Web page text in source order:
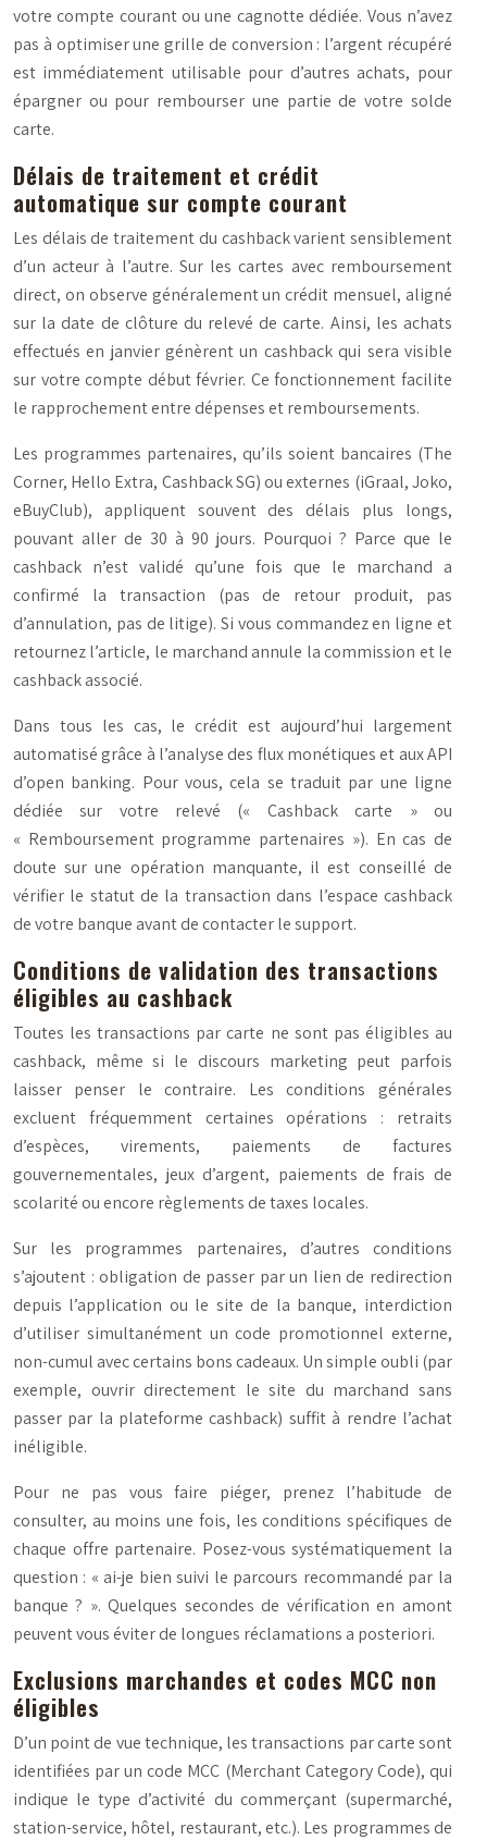
votre compte courant ou une cagnotte dédiée. Vous n’avez
pas à optimiser une grille de conversion : l’argent récupéré
est immédiatement utilisable pour d’autres achats, pour
épargner ou pour rembourser une partie de votre solde
carte.
Délais de traitement et crédit
automatique sur compte courant
Les délais de traitement du cashback varient sensiblement
d’un acteur à l’autre. Sur les cartes avec remboursement
direct, on observe généralement un crédit mensuel, aligné
sur la date de clôture du relevé de carte. Ainsi, les achats
effectués en janvier génèrent un cashback qui sera visible
sur votre compte début février. Ce fonctionnement facilite
le rapprochement entre dépenses et remboursements.
Les programmes partenaires, qu’ils soient bancaires (The
Corner, Hello Extra, Cashback SG) ou externes (iGraal, Joko,
eBuyClub), appliquent souvent des délais plus longs,
pouvant aller de 30 à 90 jours. Pourquoi ? Parce que le
cashback n’est validé qu’une fois que le marchand a
confirmé la transaction (pas de retour produit, pas
d’annulation, pas de litige). Si vous commandez en ligne et
retournez l’article, le marchand annule la commission et le
cashback associé.
Dans tous les cas, le crédit est aujourd’hui largement
automatisé grâce à l’analyse des flux monétiques et aux API
d’open banking. Pour vous, cela se traduit par une ligne
dédiée sur votre relevé (« Cashback carte »ou
« Remboursement programme partenaires »). En cas de
doute sur une opération manquante, il est conseillé de
vérifier le statut de la transaction dans l’espace cashback
de votre banque avant de contacter le support.
Conditions de validation des transactions
éligibles au cashback
Toutes les transactions par carte ne sont pas éligibles au
cashback, même si le discours marketing peut parfois
laisser penser le contraire. Les conditions générales
excluent fréquemment certaines opérations : retraits
d’espèces, virements, paiements de factures
gouvernementales, jeux d’argent, paiements de frais de
scolarité ou encore règlements de taxes locales.
Sur les programmes partenaires, d’autres conditions
s’ajoutent : obligation de passer par un lien de redirection
depuis l’application ou le site de la banque, interdiction
d’utiliser simultanément un code promotionnel externe,
non-cumul avec certains bons cadeaux. Un simple oubli (par
exemple, ouvrir directement le site du marchand sans
passer par la plateforme cashback) suffit à rendre l’achat
inéligible.
Pour ne pas vous faire piéger, prenez l’habitude de
consulter, au moins une fois, les conditions spécifiques de
chaque offre partenaire. Posez-vous systématiquement la
question : « ai-je bien suivi le parcours recommandé par la
banque ? ». Quelques secondes de vérification en amont
peuvent vous éviter de longues réclamations a posteriori.
Exclusions marchandes et codes MCC non
éligibles
D’un point de vue technique, les transactions par carte sont
identifiées par un code MCC (Merchant Category Code), qui
indique le type d’activité du commerçant (supermarché,
station-service, hôtel, restaurant, etc.). Les programmes de